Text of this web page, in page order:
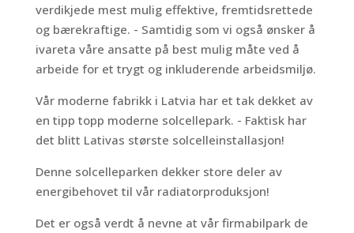
verdikjede mest mulig effektive, fremtidsrettede
og bærekraftige. - Samtidig som vi også ønsker å
ivareta våre ansatte på best mulig måte ved å
arbeide for et trygt og inkluderende arbeidsmiljø.
Vår moderne fabrikk i Latvia har et tak dekket av
en tipp topp moderne solcellepark. - Faktisk har
det blitt Lativas største solcelleinstallasjon!
Denne solcelleparken dekker store deler av
energibehovet til vår radiatorproduksjon!
Det er også verdt å nevne at vår firmabilpark de